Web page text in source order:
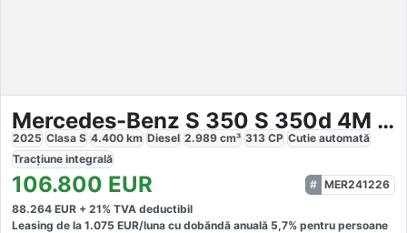
Mercedes-Benz S 350 S 350d 4M Long AMG
2025 Clasa S 4.400 km Diesel 2.989 cm³ 313 CP Cutie automată
Tracțiune integrală
106.800 EUR
MER241226
88.264 EUR + 21% TVA deductibil
Leasing de la 1.075 EUR/luna cu dobăndă anuală 5,7% pentru persoane